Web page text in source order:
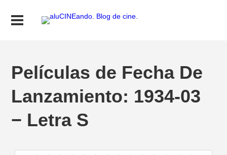
Películas de Fecha De
Lanzamiento: 1934-03
− Letra S